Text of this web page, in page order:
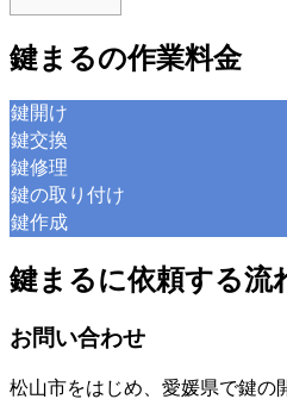
鍵まるの作業料金
鍵開け
鍵交換
鍵修理
鍵の取り付け
鍵作成
鍵まるに依頼する流
お問い合わせ
松山市をはじめ、愛媛県で鍵の